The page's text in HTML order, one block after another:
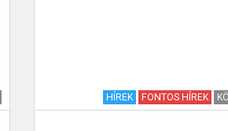
HÍREK FONTOS HÍREK